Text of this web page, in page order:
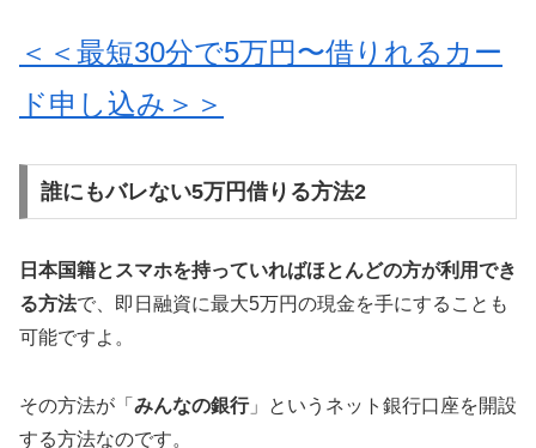
＜＜最短30分で5万円〜借りれるカー
ド申し込み＞＞
誰にもバレない5万円借りる方法2
日本国籍とスマホを持っていればほとんどの方が利用でき
る方法で、即日融資に最大5万円の現金を手にすることも
可能ですよ。
その方法が「 みんなの銀行」というネット銀行口座を開設
する方法なのです。